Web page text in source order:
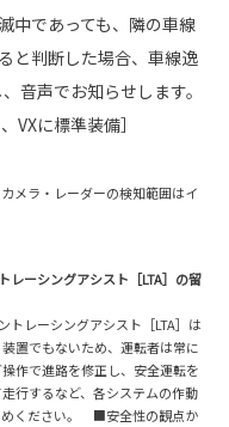
中であっても、隣の車線
と判断した場合、車線逸
音声でお知らせします。
VXに標準装備］
ラ・レーダーの検知範囲はイ
レーシングアシスト［LTA］の留
トレーシングアシスト［LTA］は
置でもないため、運転者は常に
作で進路を修正し、安全運転を
行するなど、各システムの作動
めください。 ■安全性の観点か